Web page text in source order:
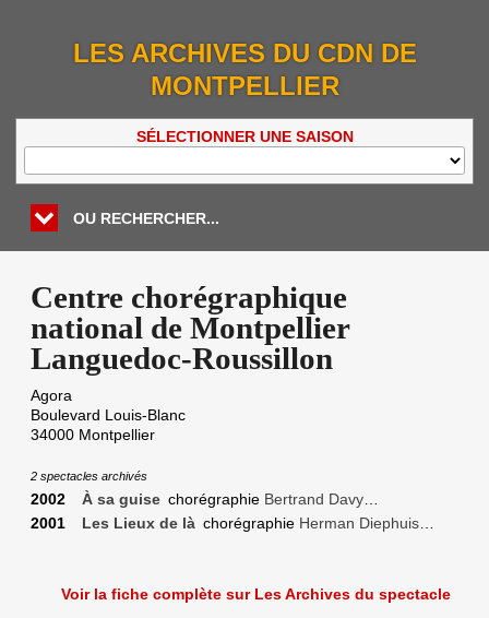
LES ARCHIVES DU CDN DE
MONTPELLIER
SÉLECTIONNER UNE SAISON
OU RECHERCHER...
Centre chorégraphique
national de Montpellier
Languedoc-Roussillon
Agora
Boulevard Louis-Blanc
34000 Montpellier
2 spectacles archivés
2002 À sa guise chorégraphie Bertrand Davy
2001
Les Lieux de là chorégraphie Herman Diephuis
Voir la fiche complète sur Les Archives du spectacle